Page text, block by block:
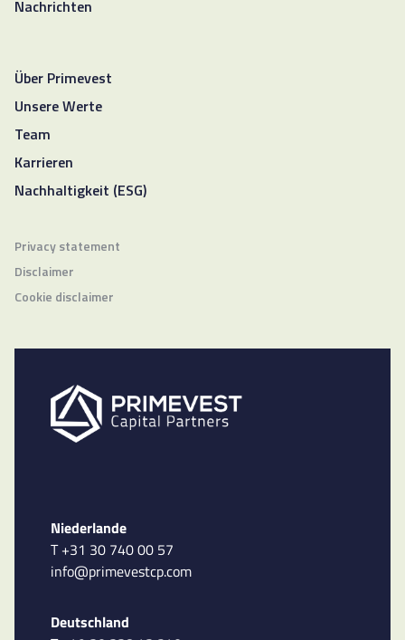
Nachrichten
Über Primevest
Unsere Werte
Team
Karrieren
Nachhaltigkeit (ESG)
Privacy statement
Disclaimer
Cookie disclaimer
Niederlande
T +31 30 740 00 57
info@primevestcp.com
Deutschland